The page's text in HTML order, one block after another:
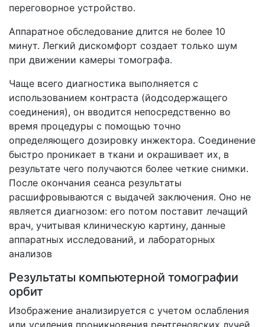
переговорное устройство.
Аппаратное обследование длится не более 10
минут. Легкий дискомфорт создает только шум
при движении камеры томографа.
Чаще всего диагностика выполняется с
использованием контраста (йодсодержащего
соединения), он вводится непосредственно во
время процедуры с помощью точно
определяющего дозировку инжектора. Соединение
быстро проникает в ткани и окрашивает их, в
результате чего получаются более четкие снимки.
После окончания сеанса результаты
расшифровываются с выдачей заключения. Оно не
является диагнозом: его потом поставит лечащий
врач, учитывая клиническую картину, данные
аппаратных исследований, и лабораторных
анализов
Результаты компьютерной томографии
орбит
Изображение анализируется с учетом ослабления
или усиления проникновения рентгеновских лучей.